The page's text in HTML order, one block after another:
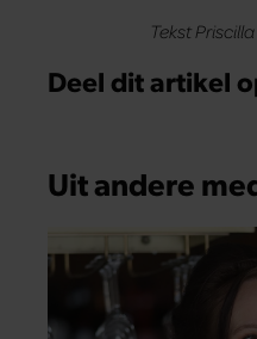
Tekst
Deel dit artikel
Uit andere